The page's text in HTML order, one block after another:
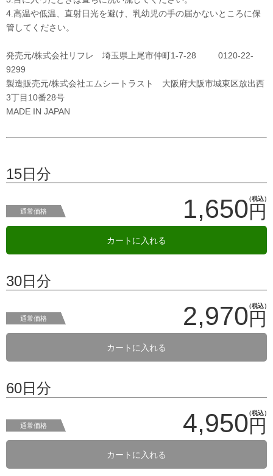
4.高温や低温、直射日光を避け、乳幼児の手の届かないところに保
管してください。
発売元/株式会社リフレ 埼玉県上尾市仲町1-7-28 0120-22-
9299
製造販売元/株式会社エムシートラスト 大阪府大阪市城東区放出西
3丁目10番28号
MADE IN JAPAN
15日分
通常価格 1,650円
（税込）
カートに入れる
30日分
通常価格 2,970円
（税込）
カートに入れる
60日分
通常価格 4,950円
（税込）
カートに入れる